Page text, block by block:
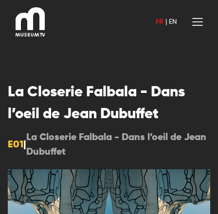
contenu
FR EN
La Closerie Falbala - Dans
l’oeil de Jean Dubuffet
E01
La Closerie Falbala - Dans l’oeil de Jean
Dubuffet